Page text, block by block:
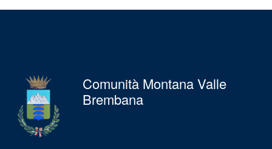
Comunità Montana Valle
Brembana